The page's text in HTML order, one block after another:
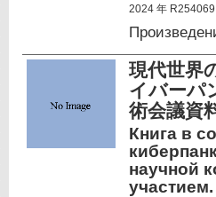
2024 年 R254069
現代世界
イバーパ
術会議資
Книга в
научной
участием.